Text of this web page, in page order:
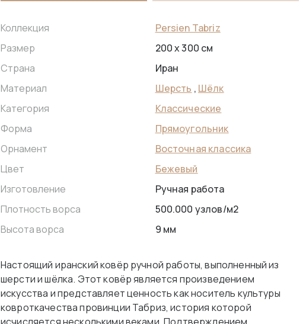
Коллекция
Persien Tabriz
Размер
200 x 300 см
Страна
Иран
Материал
Шерсть , Шёлк
Категория
Классические
Форма
Прямоугольник
Орнамент
Восточная классика
Цвет
Бежевый
Изготовление
Ручная работа
Плотность ворса
500.000 узлов/м2
Высота ворса
9 мм
Настоящий иранский ковёр ручной работы, выполненный из
шерсти и шёлка. Этот ковёр является произведением
искусства и представляет ценность как носитель культуры
ковроткачества провинции Табриз, история которой